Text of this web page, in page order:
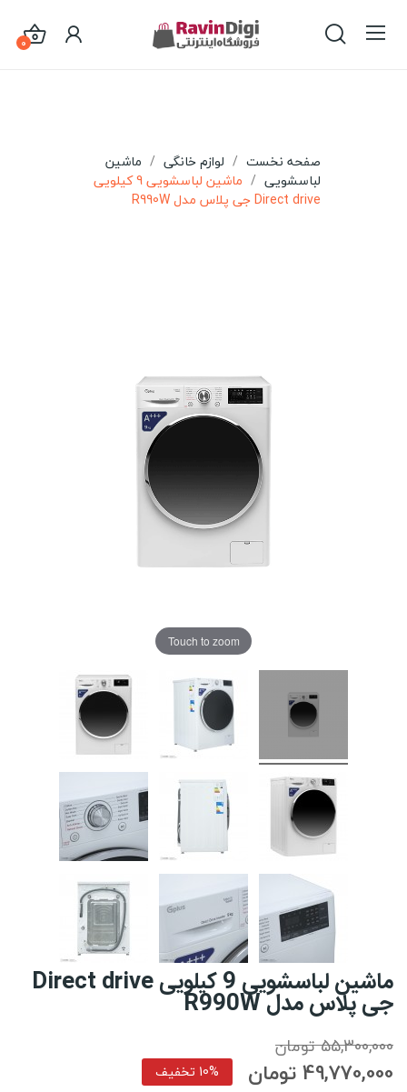
0
صفحه نخست لوازم خانگی
ماشین
لباسشویی
ماشین لباسشویی 9 کیلویی
Direct drive جی پلاس مدل R990W
Touch to zoom
ماشین لباسشویی 9 کیلویی Direct drive
جی پلاس مدل R990W
55,300,000 تومان
49,770,000 تومان 10% تخفیف